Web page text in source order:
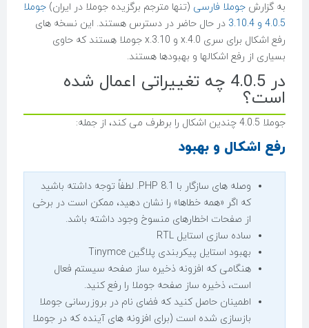
به گزارش جوملا فارسی (تنها مترجم برگزیده جوملا در ایران) جوملا
4.0.5 و 3.10.4
در حال حاضر در دسترس هستند. این نسخه های
رفع اشکال برای سری 4.0.x و 3.10.x جوملا هستند که حاوی
بسیاری از رفع اشکالها و بهبودها هستند.
در 4.0.5 چه تغییراتی اعمال شده
است؟
جوملا 4.0.5 چندین اشکال را برطرف می کند، از جمله:
رفع اشکال و بهبود
وصله های سازگار با PHP 8.1. لطفاً توجه داشته باشید
که اگر «همه خطاها» را نشان دهید، ممکن است در برخی
از صفحات اخطارهای منسوخ وجود داشته باشد.
ساده سازی استایل RTL
بهبود استایل پیکربندی پلاگین Tinymce
هنگامی که افزونه ذخیره ساز صفحه سیستم فعال
است، ذخیره ساز صفحه جوملا را رفع کنید.
اطمینان حاصل کنید که فضای نام در بروزرسانی جوملا
بازسازی شده است (برای افزونه های آینده که در جوملا